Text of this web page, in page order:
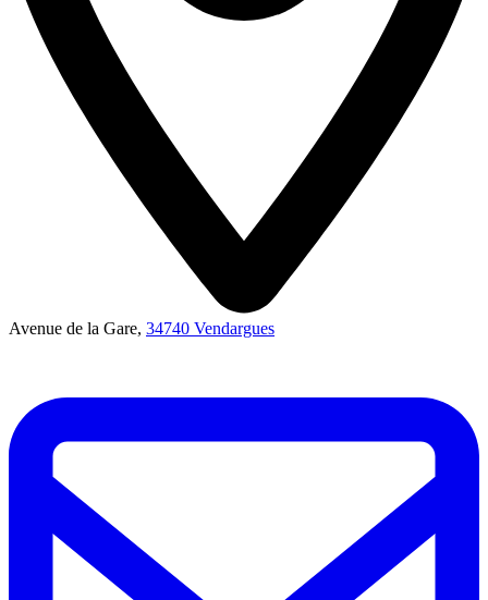
Avenue de la Gare, 34740 Vendargues